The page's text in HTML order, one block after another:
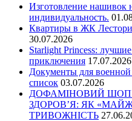
Изготовление нашивок
индивидуальность.
Квартиры в ЖК
30.07.2026
Starlight Princess:
приключения 17.07.2026
Документы для
список 03.07.2026
ДОФАМІНОВИЙ
ЗДОРОВ’Я: ЯК
ТРИВОЖНІСТЬ